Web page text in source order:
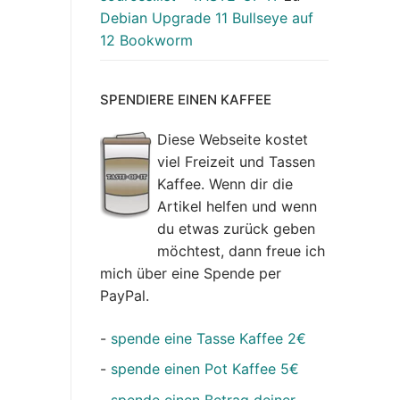
Debian Upgrade 11 Bullseye auf
12 Bookworm
SPENDIERE EINEN KAFFEE
Diese Webseite kostet
viel Freizeit und Tassen
Kaffee. Wenn dir die
Artikel helfen und wenn
du etwas zurück geben
möchtest, dann freue ich
mich über eine Spende per
PayPal.
- spende eine Tasse Kaffee 2€
- spende einen Pot Kaffee 5€